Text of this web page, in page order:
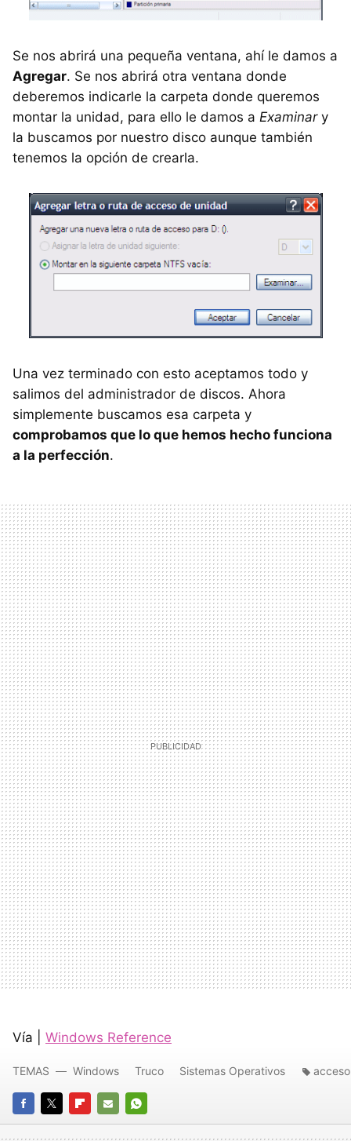
Se nos abrirá una pequeña ventana, ahí le damos a
Agregar. Se nos abrirá otra ventana donde
deberemos indicarle la carpeta donde queremos
montar la unidad, para ello le damos a Examinary
la buscamos por nuestro disco aunque también
tenemos la opción de crearla.
Una vez terminado con esto aceptamos todo y
salimos del administrador de discos. Ahora
simplemente buscamos esa carpeta y
comprobamos que lo que hemos hecho funciona
a la perfección.
Vía | Windows Reference
FACEBOOK
TWITTERFLIPBOARD
E-
WHATSAPP
TEMAS Windows Truco Sistemas Operativos acceso